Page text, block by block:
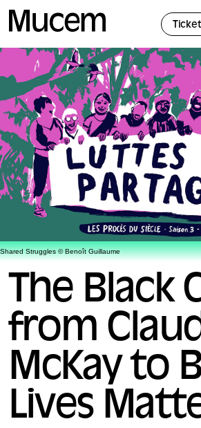
Shared Struggles © Benoît Guillaume
The Black
from
McKay to
Lives